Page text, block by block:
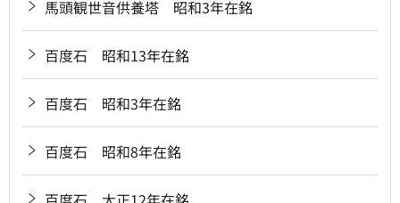
馬頭観世音供養塔 昭和3年在銘
百度石 昭和13年在銘
百度石 昭和3年在銘
百度石 昭和8年在銘